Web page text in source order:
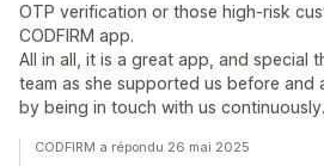
OTP verification or those high-risk
CODFIRM app.
All in all, it is a great app, and special
team as she supported us before and
by being in touch with us continuously.
CODFIRM a répondu 26 mai 2025